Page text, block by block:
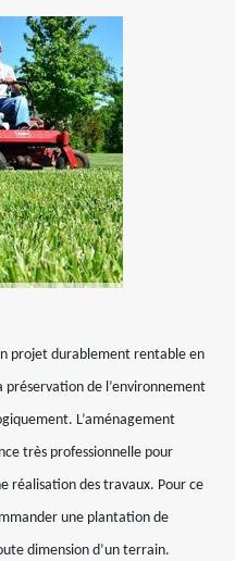
projet durablement rentable en
de l’environnement
L’aménagement
très professionnelle pour
réalisation des travaux. Pour ce
une plantation de
dimension d’un terrain.